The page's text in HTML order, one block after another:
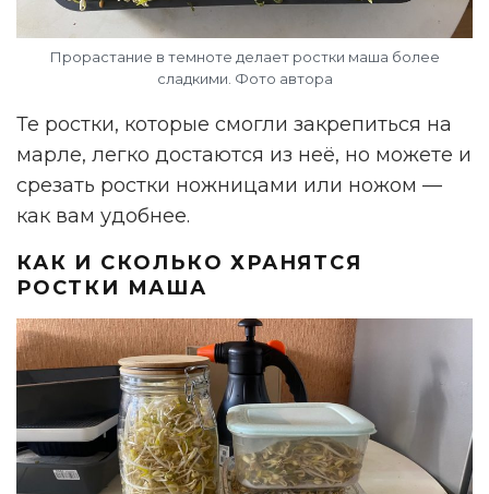
Прорастание в темноте делает ростки маша более
сладкими. Фото автора
Те ростки, которые смогли закрепиться на
марле, легко достаются из неё, но можете и
срезать ростки ножницами или ножом —
как вам удобнее.
КАК И СКОЛЬКО ХРАНЯТСЯ
РОСТКИ МАША